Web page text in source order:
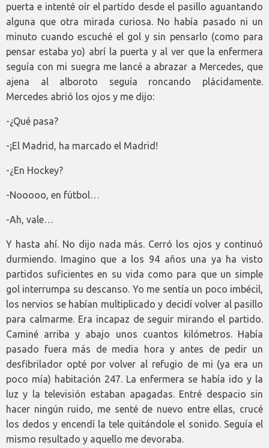
puerta e intenté oír el partido desde el pasillo aguantando
alguna que otra mirada curiosa. No había pasado ni un
minuto cuando escuché el gol y sin pensarlo (como para
pensar estaba yo) abrí la puerta y al ver que la enfermera
seguía con mi suegra me lancé a abrazar a Mercedes, que
ajena al alboroto seguía roncando plácidamente.
Mercedes abrió los ojos y me dijo:
-¿Qué pasa?
-¡El Madrid, ha marcado el Madrid!
-¿En Hockey?
-Nooooo, en fútbol…
-Ah, vale…
Y hasta ahí. No dijo nada más. Cerró los ojos y continuó
durmiendo. Imagino que a los 94 años una ya ha visto
partidos suficientes en su vida como para que un simple
gol interrumpa su descanso. Yo me sentía un poco imbécil,
los nervios se habían multiplicado y decidí volver al pasillo
para calmarme. Era incapaz de seguir mirando el partido.
Caminé arriba y abajo unos cuantos kilómetros. Había
pasado fuera más de media hora y antes de pedir un
desfibrilador opté por volver al refugio de mi (ya era un
poco mía) habitación 247. La enfermera se había ido y la
luz y la televisión estaban apagadas. Entré despacio sin
hacer ningún ruido, me senté de nuevo entre ellas, crucé
los dedos y encendí la tele quitándole el sonido. Seguía el
mismo resultado y aquello me devoraba.